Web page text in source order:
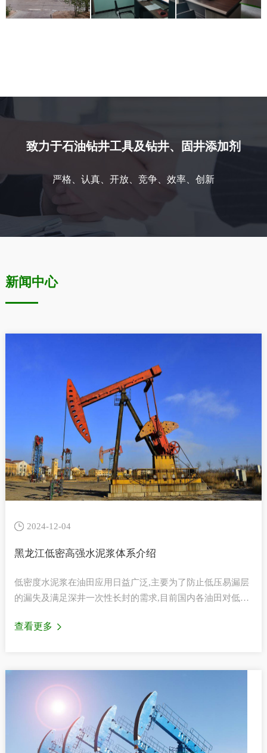
致力于石油钻井工具及钻井、固井添加剂
严格、认真、开放、竞争、效率、创新
新闻中心
2024-12-04
黑龙江低密高强水泥浆体系介绍
低密度水泥浆在油田应用日益广泛,主要为了防止低压易漏层
的漏失及满足深井一次性长封的需求,目前国内各油田对低密
查看更多